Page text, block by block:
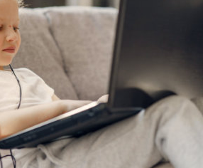
выясняется, что модернизм —
которая скрывает
Он лишился красивого
— объясняет архивист.
Москва